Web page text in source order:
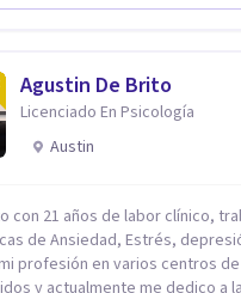
Agustin De Brito
Licenciado En Psicología
Austin
con 21 años de labor clínico,
Estrés, depresión y adicciones.
profesión en varios centros
y actualmente me dedico a